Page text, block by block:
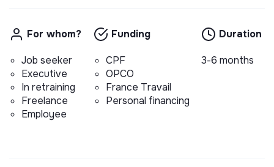
For whom?
Job seeker
Executive
In retraining
Freelance
Employee
Funding
CPF
OPCO
France Travail
Personal financing
Duration
3-6 months